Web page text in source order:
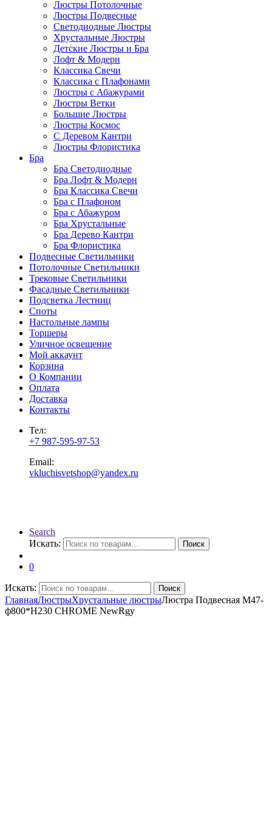
Люстры Потолочные
Люстры Подвесные
Светодиодные Люстры
Хрустальные Люстры
Детские Люстры и Бра
Лофт & Модерн
Классика Свечи
Классика с Плафонами
Люстры с Абажурами
Люстры Ветки
Большие Люстры
Люстры Космос
С Деревом Кантри
Люстры Флористика
Бра
Бра Светодиодные
Бра Лофт & Модерн
Бра Классика Свечи
Бра с Плафоном
Бра с Абажуром
Бра Хрустальные
Бра Дерево Кантри
Бра Флористика
Подвесные Светильники
Потолочные Светильники
Трековые Светильники
Фасадные Светильники
Подсветка Лестниц
Споты
Настольные лампы
Торшеры
Уличное освещение
Мой аккаунт
Корзина
О Компании
Оплата
Доставка
Контакты
Тел:
+7 987-595-97-53
Email:
vkluchisvetshop@yandex.ru
Search
Искать:
Поиск
0
Искать: Поиск
ГлавнаяЛюстрыХрустальные люстрыЛюстра Подвесная M47-
ф800*H230 CHROME NewRgy